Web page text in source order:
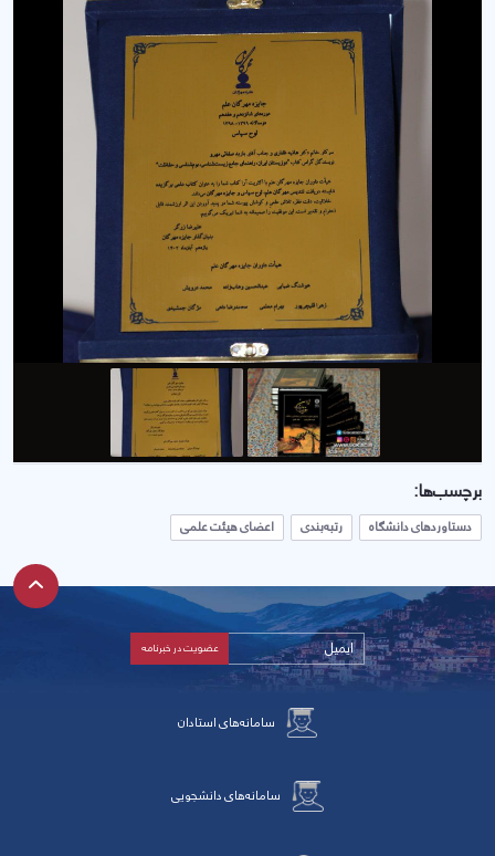
برچسب‌ها:
دستاوردهای دانشگاه رتبه‌بندی اعضای هیئت علمی
سامانه‌های استادان
سامانه‌های دانشجویی